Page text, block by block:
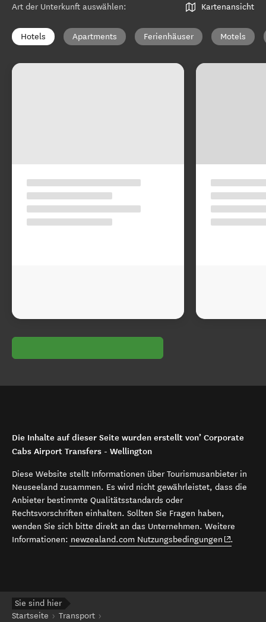
Art der Unterkunft auswählen: Kartenansicht
Hotels Apartments Ferienhäuser Motels
Die Inhalte auf dieser Seite wurden erstellt von’ Corporate
Cabs Airport Transfers - Wellington
Diese Website stellt Informationen über Tourismusanbieter in
Neuseeland zusammen. Es wird nicht gewährleistet, dass die
Anbieter bestimmte Qualitätsstandards oder
Rechtsvorschriften einhalten. Sollten Sie Fragen haben,
wenden Sie sich bitte direkt an das Unternehmen. Weitere
Informationen: newzealand.com Nutzungsbedingungen (opens in
.
Sie sind hier
Startseite
Transport